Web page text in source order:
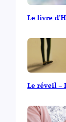
Le livre
Le réveil –